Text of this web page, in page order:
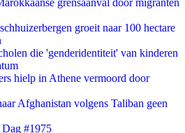
grensaanval door migranten
groeit naar 100 hectare
die 'genderidentiteit' van kinderen
hielp in Athene vermoord door
Afghanistan volgens Taliban geen
Dag #1975